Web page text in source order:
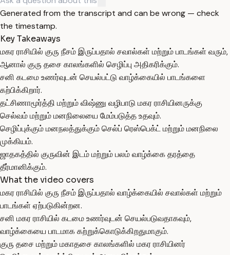
Generated from the transcript and can be wrong — check
the timestamp.
Key Takeaways
மகர ராசியில் குரு நீசம் இருப்பதால் சவால்கள் மற்றும் பாடங்கள் வரும்,
ஆனால் குரு தசை காலங்களில் செழிப்பு அதிகரிக்கும்.
சனி கடமை உணர்வுடன் செயல்பட்டு வாழ்க்கையில் பாடங்களை
கற்பிக்கிறார்.
தட்சிணாமூர்த்தி மற்றும் விஷ்ணு வழிபாடு மகர ராசியினருக்கு
செல்வம் மற்றும் மனநிலையை மேம்படுத்த உதவும்.
செழிப்புக்கும் மனநலத்துக்கும் செல்ப் ரெஸ்பெக்ட் மற்றும் மனநிலை
முக்கியம்.
ஜாதகத்தில் குருவின் இடம் மற்றும் பலம் வாழ்க்கை தரத்தை
தீர்மானிக்கும்.
What the video covers
மகர ராசியில் குரு நீசம் இருப்பதால் வாழ்க்கையில் சவால்கள் மற்றும்
பாடங்கள் ஏற்படுகின்றன.
சனி மகர ராசியில் கடமை உணர்வுடன் செயல்படுவதாகவும்,
வாழ்க்கையை பாடமாக கற்றுக்கொடுக்கிறதுமாகும்.
குரு தசை மற்றும் மகாதசை காலங்களில் மகர ராசியினர்